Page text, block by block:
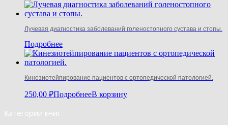
Лучевая диагностика заболеваний голеностопного сустава и стопы.
Подробнее
Кинезиотейпирование пациентов с ортопедической патологией.
250,00 ₽ПодробнееВ корзину
Категории книг